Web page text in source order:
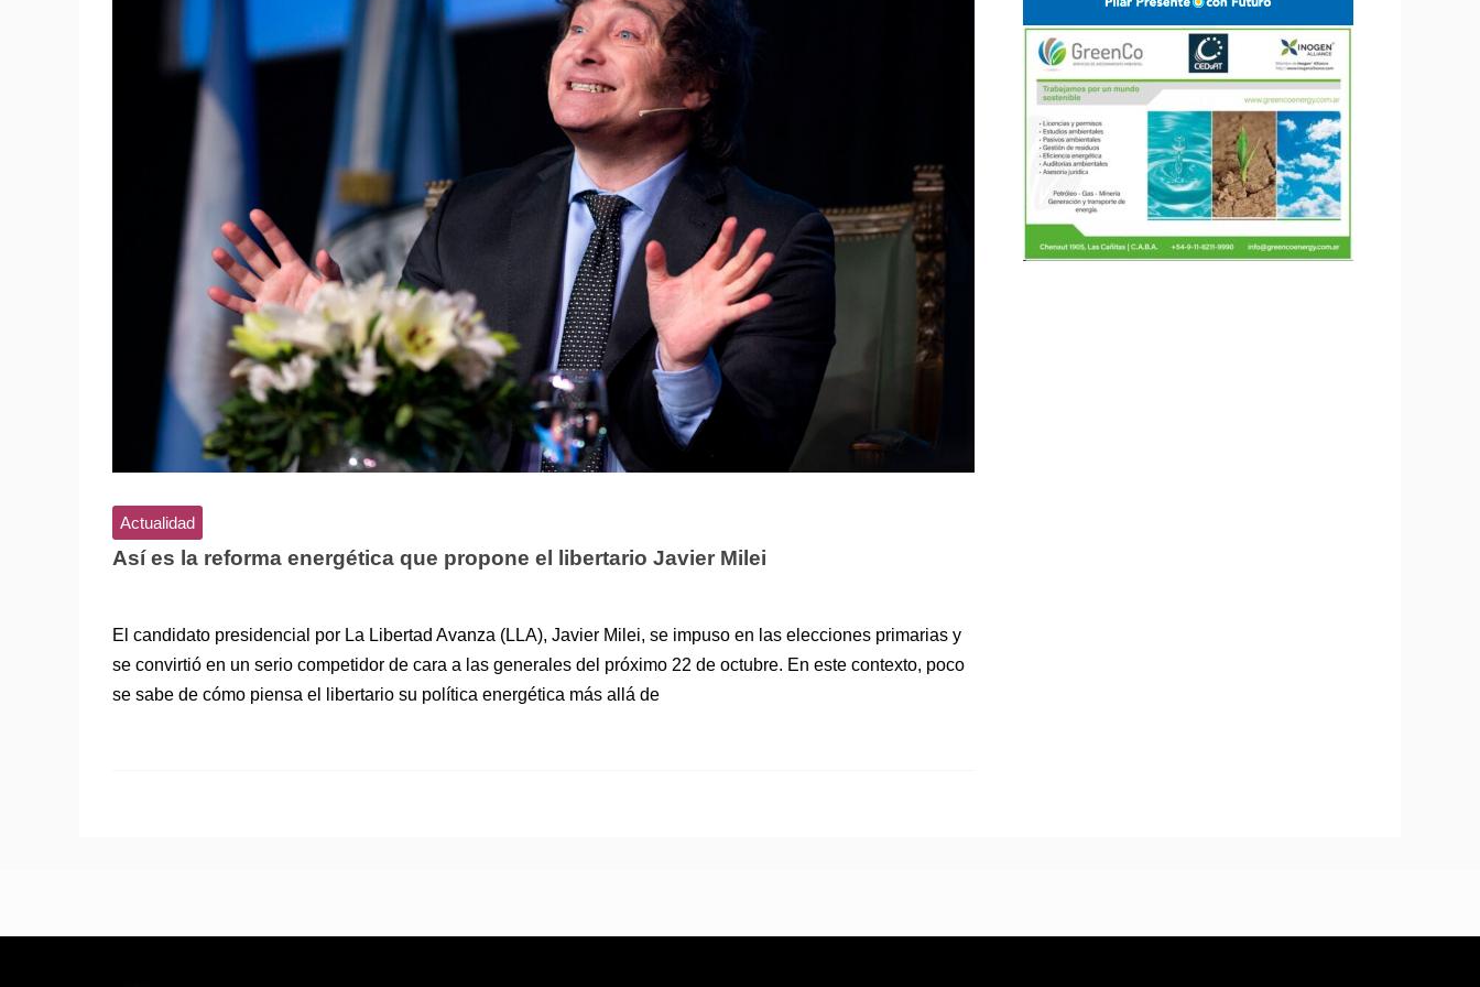
Actualidad
Así es la reforma energética que propone el libertario Javier Milei
El candidato presidencial por La Libertad Avanza (LLA), Javier Milei, se impuso en las elecciones primarias y
se convirtió en un serio competidor de cara a las generales del próximo 22 de octubre. En este contexto, poco
se sabe de cómo piensa el libertario su política energética más allá de